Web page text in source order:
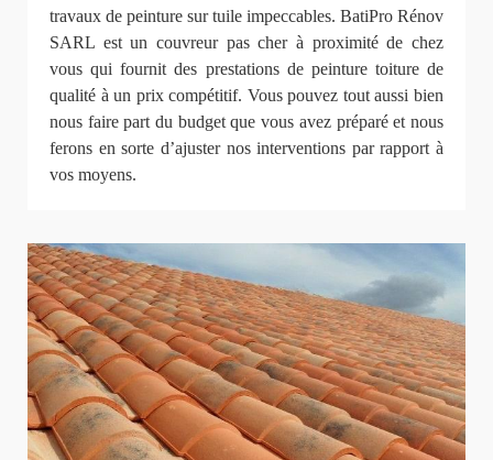
travaux de peinture sur tuile impeccables. BatiPro Rénov
SARL est un couvreur pas cher à proximité de chez
vous qui fournit des prestations de peinture toiture de
qualité à un prix compétitif. Vous pouvez tout aussi bien
nous faire part du budget que vous avez préparé et nous
ferons en sorte d’ajuster nos interventions par rapport à
vos moyens.